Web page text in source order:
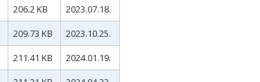
206.2 KB
2023.07.18.
209.73 KB
2023.10.25.
211.41 KB
2024.01.19.